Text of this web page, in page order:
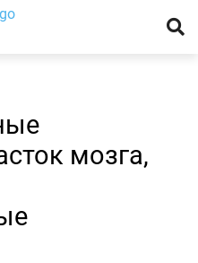
мозга,